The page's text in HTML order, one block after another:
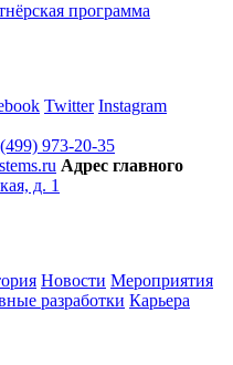
программа
Twitter Instagram
973-20-35
Адрес главного
д. 1
Новости Мероприятия
разработки Карьера